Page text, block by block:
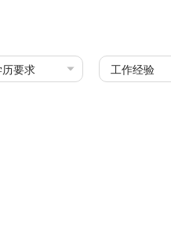
历要求 工作经验